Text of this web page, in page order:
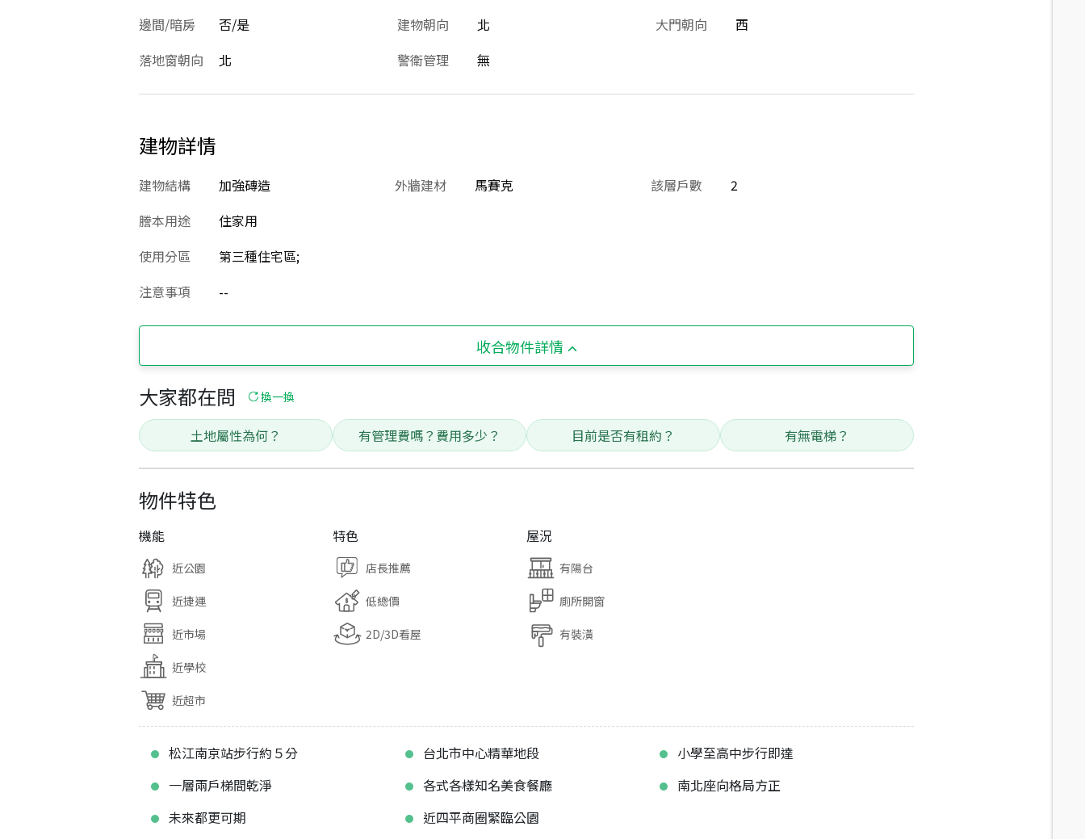
邊間/暗房
否/是 建物朝向 北 大門朝向
西
落地窗朝向
北 警衛管理 無
建物詳情
建物結構 加強磚造 外牆建材 馬賽克 該層戶數
2
謄本用途
住家用
使用分區
第三種住宅區;
注意事項
--
收合物件詳情
大家都在問 換一換
土地屬性為何？ 有管理費嗎？費用多少？ 目前是否有租約？ 有無電梯？
物件特色
機能
近公園
近捷運
近市場
近學校
近超市
特色
店長推薦
低總價
2D/3D看屋
屋況
有陽台
廁所開窗
有裝潢
松江南京站步行約５分 台北市中心精華地段
小學至高中步行即達
一層兩戶梯間乾淨
各式各樣知名美食餐廳
南北座向格局方正
未來都更可期
近四平商圈緊臨公園